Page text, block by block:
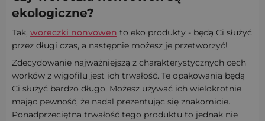
ekologiczne?
Tak, woreczki nonvowen to eko produkty - będą Ci służyć
przez długi czas, a następnie możesz je przetworzyć!
Zdecydowanie najważniejszą z charakterystycznych cech
worków z wigofilu jest ich trwałość. Te opakowania będą
Ci służyć bardzo długo. Możesz używać ich wielokrotnie
mając pewność, że nadal prezentując się znakomicie.
Ponadprzeciętna trwałość tego produktu to jednak nie